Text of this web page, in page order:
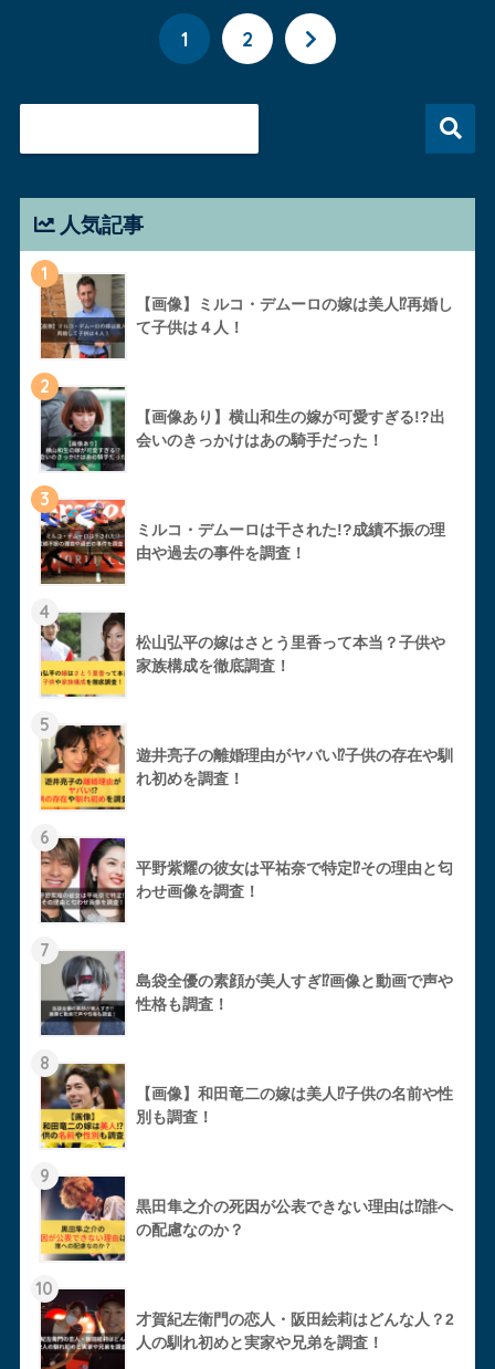
1 2
人気記事
1
【画像】ミルコ・デムーロの嫁は美人⁉︎再婚し
て子供は４人！
2
【画像あり】横山和生の嫁が可愛すぎる!?出
会いのきっかけはあの騎手だった！
3
ミルコ・デムーロは干された!?成績不振の理
由や過去の事件を調査！
4
松山弘平の嫁はさとう里香って本当？子供や
家族構成を徹底調査！
5
遊井亮子の離婚理由がヤバい⁉︎子供の存在や馴
れ初めを調査！
6
平野紫耀の彼女は平祐奈で特定⁉︎その理由と匂
わせ画像を調査！
7
島袋全優の素顔が美人すぎ⁉︎画像と動画で声や
性格も調査！
8
【画像】和田竜二の嫁は美人⁉︎子供の名前や性
別も調査！
9
黒田隼之介の死因が公表できない理由は⁉︎誰へ
の配慮なのか？
10
才賀紀左衛門の恋人・阪田絵莉はどんな人？2
人の馴れ初めと実家や兄弟を調査！